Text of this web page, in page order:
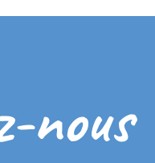
nous